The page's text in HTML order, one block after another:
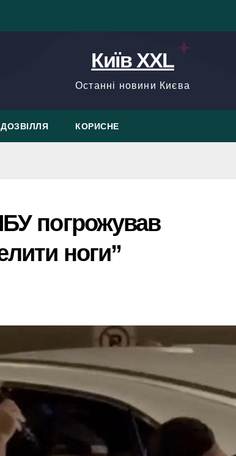
Київ XXL
Останні новини Києва
ДОЗВІЛЛЯ КОРИСНЕ
погрожував
ноги”